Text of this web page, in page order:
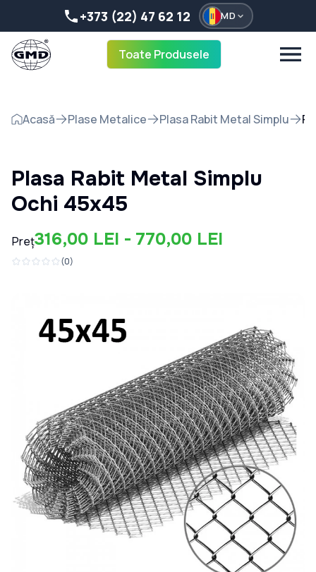
+373 (22) 47 62 12 MD
Toate Produsele
Acasă Plase Metalice Plasa Rabit Metal Simplu
Plasa Rabit Metal Simplu
Ochi 45x45
Preț316,00 LEI - 770,00 LEI
(0)